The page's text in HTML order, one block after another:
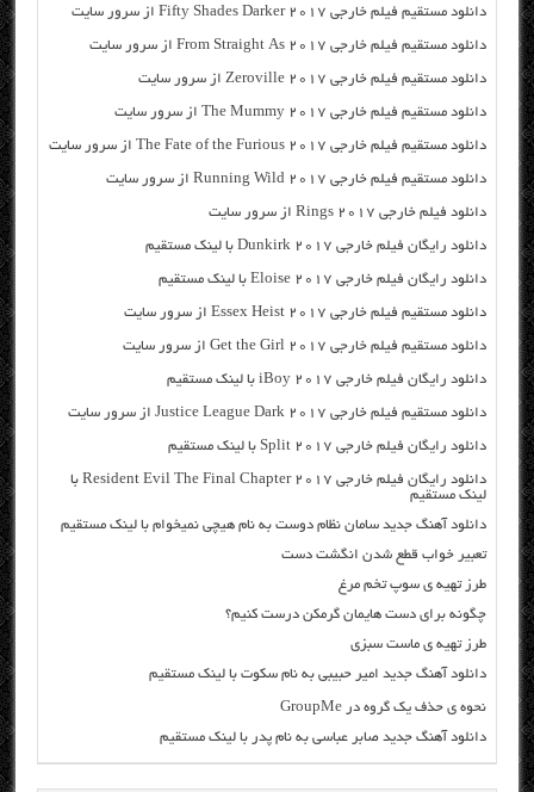
دانلود مستقیم فیلم خارجی Fifty Shades Darker 2017 از سرور سایت
دانلود مستقیم فیلم خارجی From Straight As 2017 از سرور سایت
دانلود مستقیم فیلم خارجی Zeroville 2017 از سرور سایت
دانلود مستقیم فیلم خارجی The Mummy 2017 از سرور سایت
دانلود مستقیم فیلم خارجی The Fate of the Furious 2017 از سرور سایت
دانلود مستقیم فیلم خارجی Running Wild 2017 از سرور سایت
دانلود فیلم خارجی Rings 2017 از سرور سایت
دانلود رایگان فیلم خارجی Dunkirk 2017 با لینک مستقیم
دانلود رایگان فیلم خارجی Eloise 2017 با لینک مستقیم
دانلود مستقیم فیلم خارجی Essex Heist 2017 از سرور سایت
دانلود مستقیم فیلم خارجی Get the Girl 2017 از سرور سایت
دانلود رایگان فیلم خارجی iBoy 2017 با لینک مستقیم
دانلود مستقیم فیلم خارجی Justice League Dark 2017 از سرور سایت
دانلود رایگان فیلم خارجی Split 2017 با لینک مستقیم
دانلود رایگان فیلم خارجی Resident Evil The Final Chapter 2017 با
لینک مستقیم
دانلود آهنگ جدید سامان نظام دوست به نام هیچی نمیخوام با لینک مستقیم
تعبیر خواب قطع شدن انگشت دست
طرز تهیه ی سوپ تخم مرغ
چگونه برای دست هایمان گرمکن درست کنیم؟
طرز تهیه ی ماست سبزی
دانلود آهنگ جدید امیر حبیبی به نام سکوت با لینک مستقیم
نحوه ی حذف یک گروه در GroupMe
دانلود آهنگ جدید صابر عباسی به نام پدر با لینک مستقیم